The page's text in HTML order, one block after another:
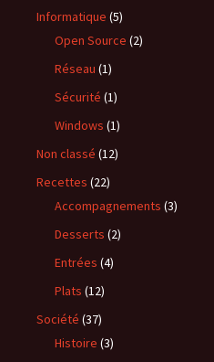
Informatique (5)
Open Source (2)
Réseau (1)
Sécurité (1)
Windows (1)
Non classé (12)
Recettes (22)
Accompagnements (3)
Desserts (2)
Entrées (4)
Plats (12)
Société (37)
Histoire (3)